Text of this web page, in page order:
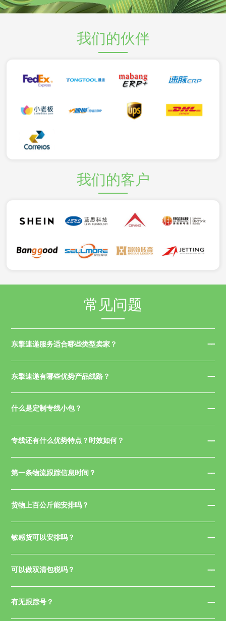
我们的伙伴
我们的客户
常见问题
东擎速递服务适合哪些类型卖家？
东擎速递有哪些优势产品线路？
什么是定制专线小包？
专线还有什么优势特点？时效如何？
第一条物流跟踪信息时间？
货物上百公斤能安排吗？
敏感货可以安排吗？
可以做双清包税吗？
有无跟踪号？